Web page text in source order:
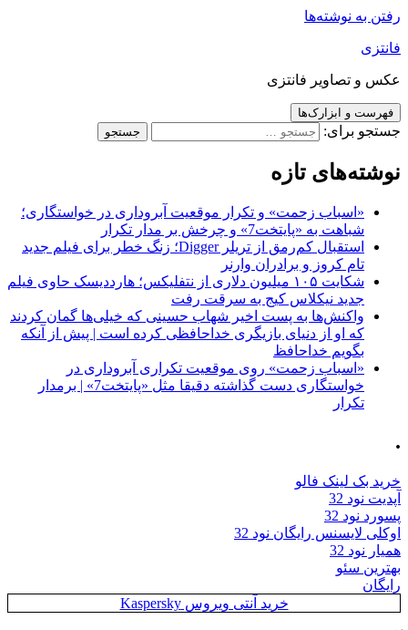
رفتن به نوشته‌ها
فانتزی
عکس و تصاویر فانتزی
فهرست و ابزارک‌ها
جستجو برای:
نوشته‌های تازه
«اسباب زحمت» و تکرار موقعیت آبروداری در خواستگاری؛
شباهت به «پایتخت7» و چرخش بر مدار تکرار
استقبال کم‌رمق از تریلر Digger؛ زنگ خطر برای فیلم جدید
تام کروز و برادران وارنر
شکایت ۱۰۵ میلیون دلاری از نتفلیکس؛ هارددیسک حاوی فیلم
جدید نیکلاس کیج به سرقت رفت
واکنش‌ها به پست اخیر شهاب حسینی که خیلی‌ها گمان کردند
که او از دنیای بازیگری خداحافظی کرده است | پیش از آنکه
بگویم خداحافظ
«اسباب زحمت» روی موقعیت تکراری آبروداری در
خواستگاری دست گذاشته دقیقا مثل «پایتخت7» | برمدار
تکرار
.
خرید بک لینک فالو
آپدیت نود 32
پسورد نود 32
اوکلی لایسنس رایگان نود 32
همیار نود 32
بهترین سئو
رایگان
خرید آنتی ویروس Kaspersky